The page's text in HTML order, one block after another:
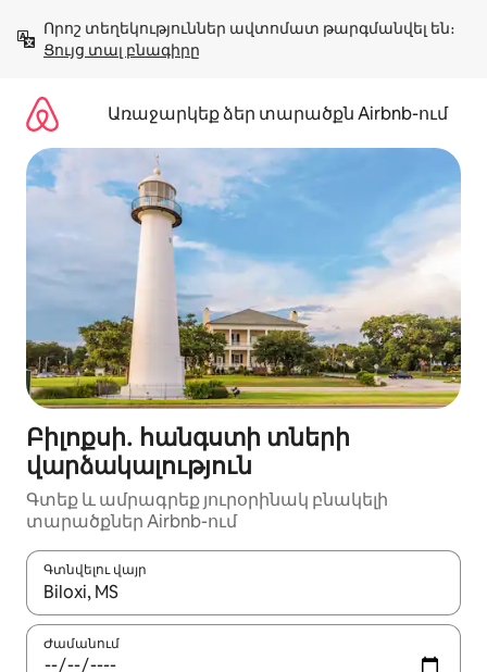
բովանդակությանը
Ցույց տալ բնագիրը
Առաջարկեք ձեր տարածքն Airbnb-ում
Բիլոքսի․ հանգստի տների
վարձակալություն
Գտեք և ամրագրեք յուրօրինակ բնակելի
տարածքներ Airbnb-ում
Գտնվելու վայր
Երբ արդյունքները հասանելի լինեն, սլաքների
Ժամանում